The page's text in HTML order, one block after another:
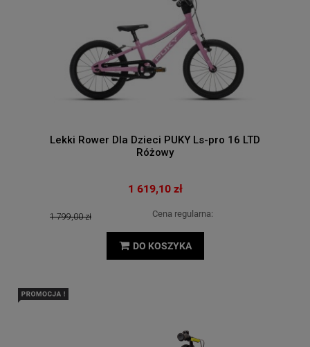
Lekki Rower Dla Dzieci PUKY Ls-pro 16 LTD
Różowy
1 619,10 zł
Cena regularna:
1 799,00 zł
DO KOSZYKA